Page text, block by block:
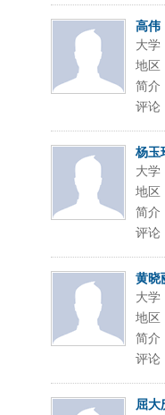
高伟
大学
地区
简介
评论
杨玉
大学
地区
简介
评论
黄晓
大学
地区
简介
评论
屈大